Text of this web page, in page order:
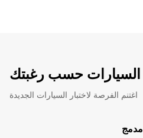
السيارات حسب رغبتك
اغتنم الفرصة لاختبار السيارات الجديدة
مدمج